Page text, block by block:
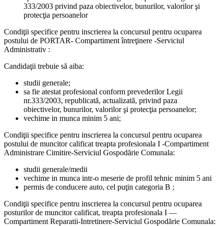
333/2003 privind paza obiectivelor, bunurilor, valorilor şi
protecţia persoanelor
Condiţii specifice pentru inscrierea la concursul pentru ocuparea
postului de PORTAR- Compartiment întreţinere -Serviciul
Administrativ :
Candidaţii trebuie să aiba:
studii generale;
sa fie atestat profesional conform prevederilor Legii
nr.333/2003, republicată, actualizată, privind paza
obiectivelor, bunurilor, valorilor şi protecţia persoanelor;
vechime in munca minim 5 ani;
Condiţii specifice pentru inscrierea la concursul pentru ocuparea
postului de muncitor calificat treapta profesionala I -Compartiment
Administrare Cimitire-Serviciul Gospodărie Comunala:
studii generale/medii
vechime in munca intr-o meserie de profil tehnic minim 5 ani
permis de conducere auto, cel puţin categoria B ;
Condiţii specifice pentru inscrierea la concursul pentru ocuparea
posturilor de muncitor calificat, treapta profesionala I —
Compartiment Reparatii-Intretinere-Serviciul Gospodărie Comunala: